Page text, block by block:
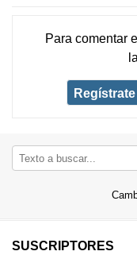
Para comentar
SUSCRIPTORES